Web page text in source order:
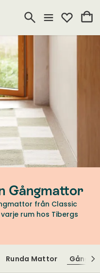
Gångmattor
från Classic
rum hos Tibergs
Runda Mattor